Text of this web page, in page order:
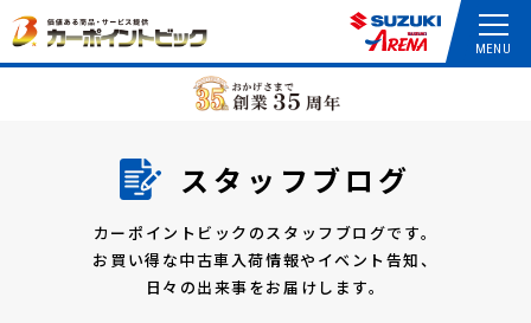
スタッフブログ
カーポイントビックのスタッフブログです。
お買い得な中古車入荷情報やイベント告知、
日々の出来事をお届けします。